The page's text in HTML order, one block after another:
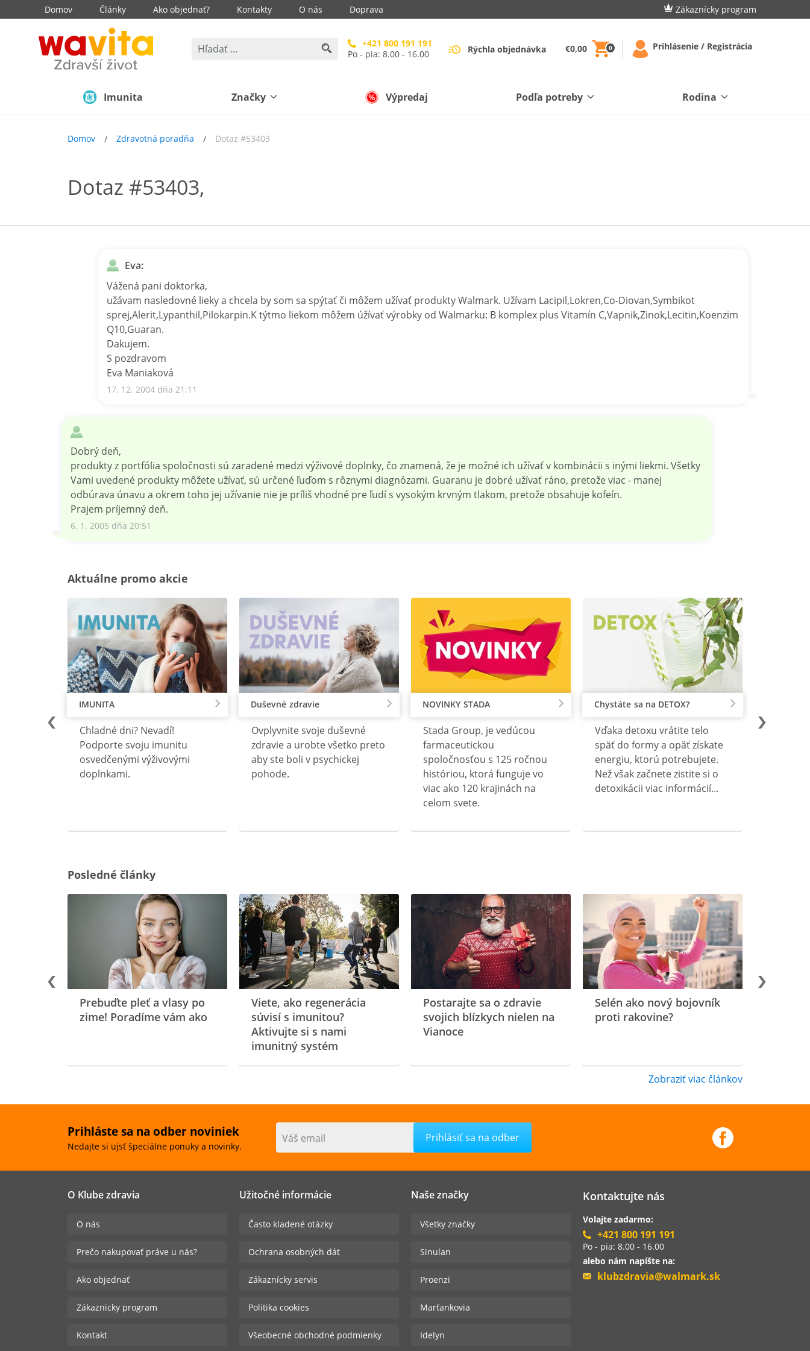
Domov Články Ako objednať? Kontakty O nás Doprava Zákaznícky program
+421 800 191 191
Po - pia: 8.00 - 16.00
Rýchla objednávka €0,00 0 Prihlásenie / Registrácia
Imunita Značky Výpredaj Podľa potreby Rodina
Domov Zdravotná poradňa Dotaz #53403
Dotaz #53403,
Eva:
Vážená pani doktorka,
užávam nasledovné lieky a chcela by som sa spýtať či môžem užívať produkty Walmark. Užívam Lacipil,Lokren,Co-Diovan,Symbikot
sprej,Alerit,Lypanthil,Pilokarpin.K týtmo liekom môžem úžívať výrobky od Walmarku: B komplex plus Vitamín C,Vapnik,Zinok,Lecitin,Koenzim
Q10,Guaran.
Dakujem.
S pozdravom
Eva Maniaková
17. 12. 2004 dňa 21:11
Dobrý deň,
produkty z portfólia spoločnosti sú zaradené medzi výživové doplnky, čo znamená, že je možné ich užívať v kombinácii s inými liekmi. Všetky
Vami uvedené produkty môžete užívať, sú určené ľuďom s rôznymi diagnózami. Guaranu je dobré užívať ráno, pretože viac - manej
odbúrava únavu a okrem toho jej užívanie nie je príliš vhodné pre ľudí s vysokým krvným tlakom, pretože obsahuje kofeín.
Prajem príjemný deň.
6. 1. 2005 dňa 20:51
Aktuálne promo akcie
IMUNITA
Chladné dni? Nevadí!
Podporte svoju imunitu
osvedčenými výživovými
doplnkami.
Duševné zdravie
Ovplyvnite svoje duševné
zdravie a urobte všetko preto
aby ste boli v psychickej
pohode.
NOVINKY STADA
Stada Group, je vedúcou
farmaceutickou
spoločnosťou s 125 ročnou
históriou, ktorá funguje vo
viac ako 120 krajinách na
celom svete.
Chystáte sa na DETOX?
Vďaka detoxu vrátite telo
späť do formy a opäť získate
energiu, ktorú potrebujete.
Než však začnete zistite si o
detoxikácii viac informácií...
Posledné články
Prebuďte pleť a vlasy po
zime! Poradíme vám ako
Viete, ako regenerácia
súvisí s imunitou?
Aktivujte si s nami
imunitný systém
Postarajte sa o zdravie
svojich blízkych nielen na
Vianoce
Selén ako nový bojovník
proti rakovine?
Zobraziť viac článkov
Prihláste sa na odber noviniek
Nedajte si ujsť špeciálne ponuky a novinky.
Váš email
O Klube zdravia
O nás
Prečo nakupovať práve u nás?
Ako objednať
Zákaznicky program
Kontakt
Užitočné informácie
Často kladené otázky
Ochrana osobných dát
Zákaznícky servis
Politika cookies
Všeobecné obchodné podmienky
Naše značky
Všetky značky
Sinulan
Proenzi
Marťankovia
Idelyn
Kontaktujte nás
Volajte zadarmo:
+421 800 191 191
Po - pia: 8.00 - 16.00
alebo nám napíšte na:
klubzdravia@walmark.sk